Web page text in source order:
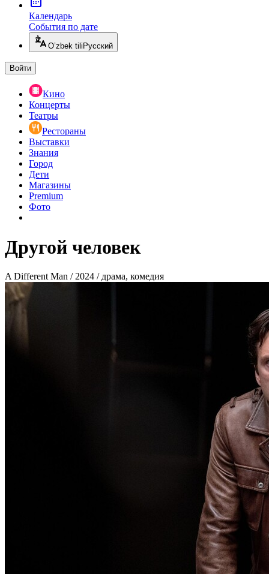
Календарь
События по дате
O’zbek tili Русский
Войти
Кино
Концерты
Театры
Рестораны
Выставки
Знания
Город
Дети
Магазины
Premium
Фото
Другой человек
A Different Man / 2024 / драма, комедия